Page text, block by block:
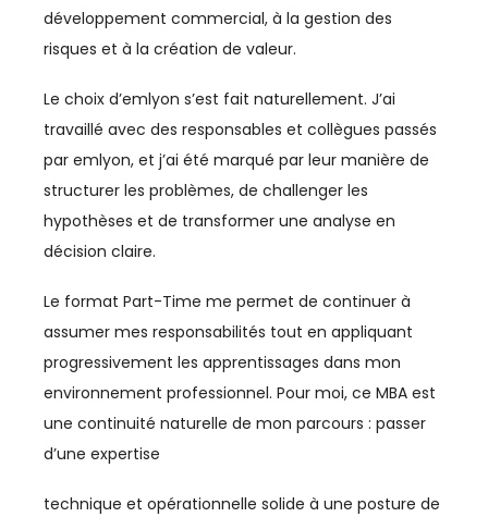
ÉDUCATION / FORMATION
ÉNERGIE
ENERGIES DURABLES
ENVIRONNEMENT
FERROVIAIRE
FINANCE / ASSURANCE
développement commercial, à la gestion des
risques et à la création de valeur.
Le choix d’emlyon s’est fait naturellement. J’ai
travaillé avec des responsables et collègues passés
par emlyon, et j’ai été marqué par leur manière de
structurer les problèmes, de challenger les
hypothèses et de transformer une analyse en
décision claire.
Le format Part-Time me permet de continuer à
assumer mes responsabilités tout en appliquant
progressivement les apprentissages dans mon
environnement professionnel. Pour moi, ce MBA est
une continuité naturelle de mon parcours : passer
d’une expertise
technique et opérationnelle solide à une posture de